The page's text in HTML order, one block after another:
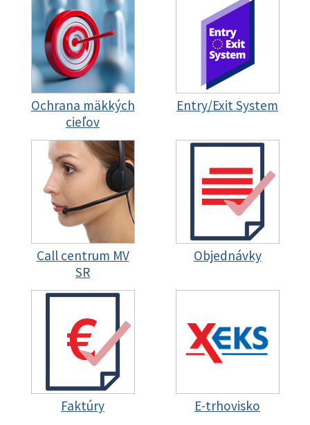
Ochrana mäkkých
cieľov
Entry/Exit System
Call centrum MV
SR
Objednávky
Faktúry E-trhovisko